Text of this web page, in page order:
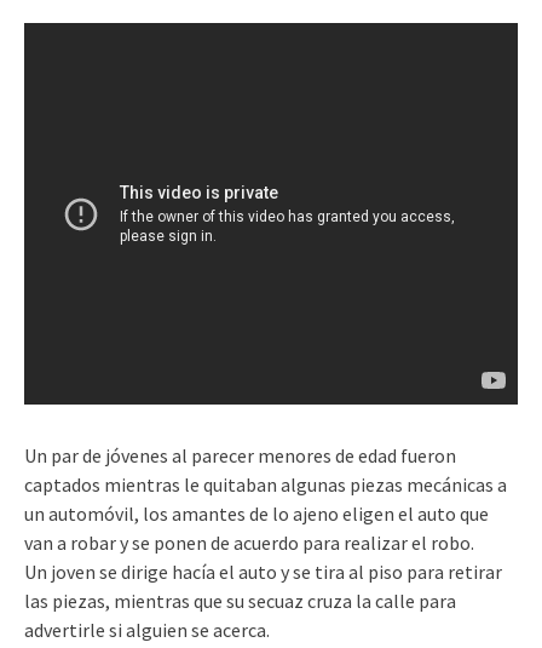
Un par de jóvenes al parecer menores de edad fueron
captados mientras le quitaban algunas piezas mecánicas a
un automóvil, los amantes de lo ajeno eligen el auto que
van a robar y se ponen de acuerdo para realizar el robo.
Un joven se dirige hacía el auto y se tira al piso para retirar
las piezas, mientras que su secuaz cruza la calle para
advertirle si alguien se acerca.